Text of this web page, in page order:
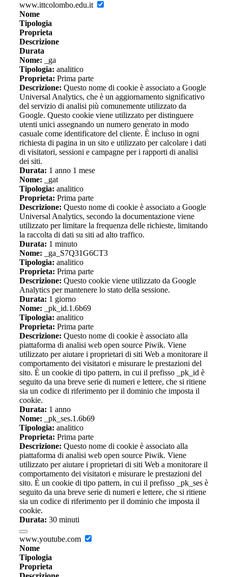
www.ittcolombo.edu.it
Nome
Tipologia
Proprieta
Descrizione
Durata
Nome: _ga
Tipologia: analitico
Proprieta: Prima parte
Descrizione: Questo nome di cookie è associato a Google
Universal Analytics, che è un aggiornamento significativo
del servizio di analisi più comunemente utilizzato da
Google. Questo cookie viene utilizzato per distinguere
utenti unici assegnando un numero generato in modo
casuale come identificatore del cliente. È incluso in ogni
richiesta di pagina in un sito e utilizzato per calcolare i dati
di visitatori, sessioni e campagne per i rapporti di analisi
dei siti.
Durata: 1 anno 1 mese
Nome: _gat
Tipologia: analitico
Proprieta: Prima parte
Descrizione: Questo nome di cookie è associato a Google
Universal Analytics, secondo la documentazione viene
utilizzato per limitare la frequenza delle richieste, limitando
la raccolta di dati su siti ad alto traffico.
Durata: 1 minuto
Nome: _ga_S7Q31G6CT3
Tipologia: analitico
Proprieta: Prima parte
Descrizione: Questo cookie viene utilizzato da Google
Analytics per mantenere lo stato della sessione.
Durata: 1 giorno
Nome: _pk_id.1.6b69
Tipologia: analitico
Proprieta: Prima parte
Descrizione: Questo nome di cookie è associato alla
piattaforma di analisi web open source Piwik. Viene
utilizzato per aiutare i proprietari di siti Web a monitorare il
comportamento dei visitatori e misurare le prestazioni del
sito. È un cookie di tipo pattern, in cui il prefisso _pk_id è
seguito da una breve serie di numeri e lettere, che si ritiene
sia un codice di riferimento per il dominio che imposta il
cookie.
Durata: 1 anno
Nome: _pk_ses.1.6b69
Tipologia: analitico
Proprieta: Prima parte
Descrizione: Questo nome di cookie è associato alla
piattaforma di analisi web open source Piwik. Viene
utilizzato per aiutare i proprietari di siti Web a monitorare il
comportamento dei visitatori e misurare le prestazioni del
sito. È un cookie di tipo pattern, in cui il prefisso _pk_ses è
seguito da una breve serie di numeri e lettere, che si ritiene
sia un codice di riferimento per il dominio che imposta il
cookie.
Durata: 30 minuti
www.youtube.com
Nome
Tipologia
Proprieta